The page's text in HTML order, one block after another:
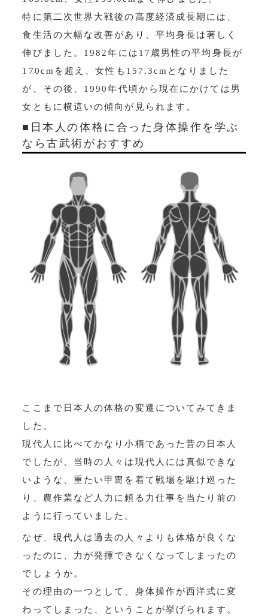
特に第二次世界大戦後の高度経済成長期には、
食生活の大幅な改善があり、平均身長は著しく
伸びました。1982年には17歳男性の平均身長が
170cmを超え、女性も157.3cmとなりました
が、その後、1990年代頃から現在にかけては男
女ともに横這いの傾向が見られます。
■日本人の体格に合った身体操作を学ぶ
なら古武術がおすすめ
ここまで日本人の体格の変遷についてみてきま
した。
現代人に比べてかなり小柄であった昔の日本人
でしたが、当時の人々は現代人には真似できな
いような、重たい甲冑を着て戦場を駆け巡った
り、農作業など人力に頼る力仕事を当たり前の
ように行っていました。
なぜ、現代人は過去の人々よりも体格が良くな
ったのに、力が発揮できなくなってしまったの
でしょうか。
その理由の一つとして、身体操作が西洋式に変
わってしまった、ということが挙げられます。